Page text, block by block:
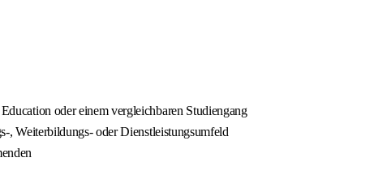
oder einem vergleichbaren Studiengang
, Weiterbildungs- oder Dienstleistungsumfeld